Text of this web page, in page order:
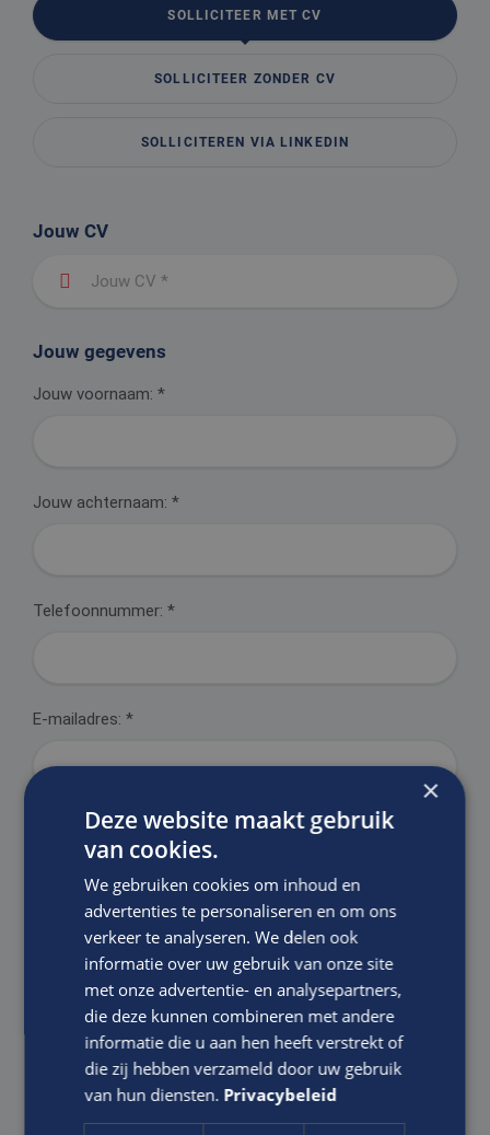
SOLLICITEER MET CV
SOLLICITEER ZONDER CV
SOLLICITEREN VIA LINKEDIN
Jouw CV
Jouw CV *
Jouw gegevens
Jouw voornaam: *
Jouw achternaam: *
Telefoonnummer: *
E-mailadres: *
Motivatie:
Ik ga akkoord met hetPrivacy Statementvan Edis.
×
Deze website maakt gebruik
van cookies.
We gebruiken cookies om inhoud en
advertenties te personaliseren en om ons
verkeer te analyseren. We delen ook
informatie over uw gebruik van onze site
met onze advertentie- en analysepartners,
die deze kunnen combineren met andere
informatie die u aan hen heeft verstrekt of
die zij hebben verzameld door uw gebruik
van hun diensten. Privacybeleid